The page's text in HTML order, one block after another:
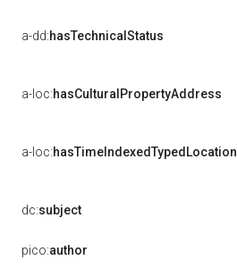
a-dd:hasTechnicalStatus
a-loc:hasCulturalPropertyAddress
a-loc:hasTimeIndexedTypedLocation
dc:subject
pico:author